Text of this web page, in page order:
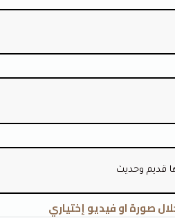
صورة او فيديو إختياري